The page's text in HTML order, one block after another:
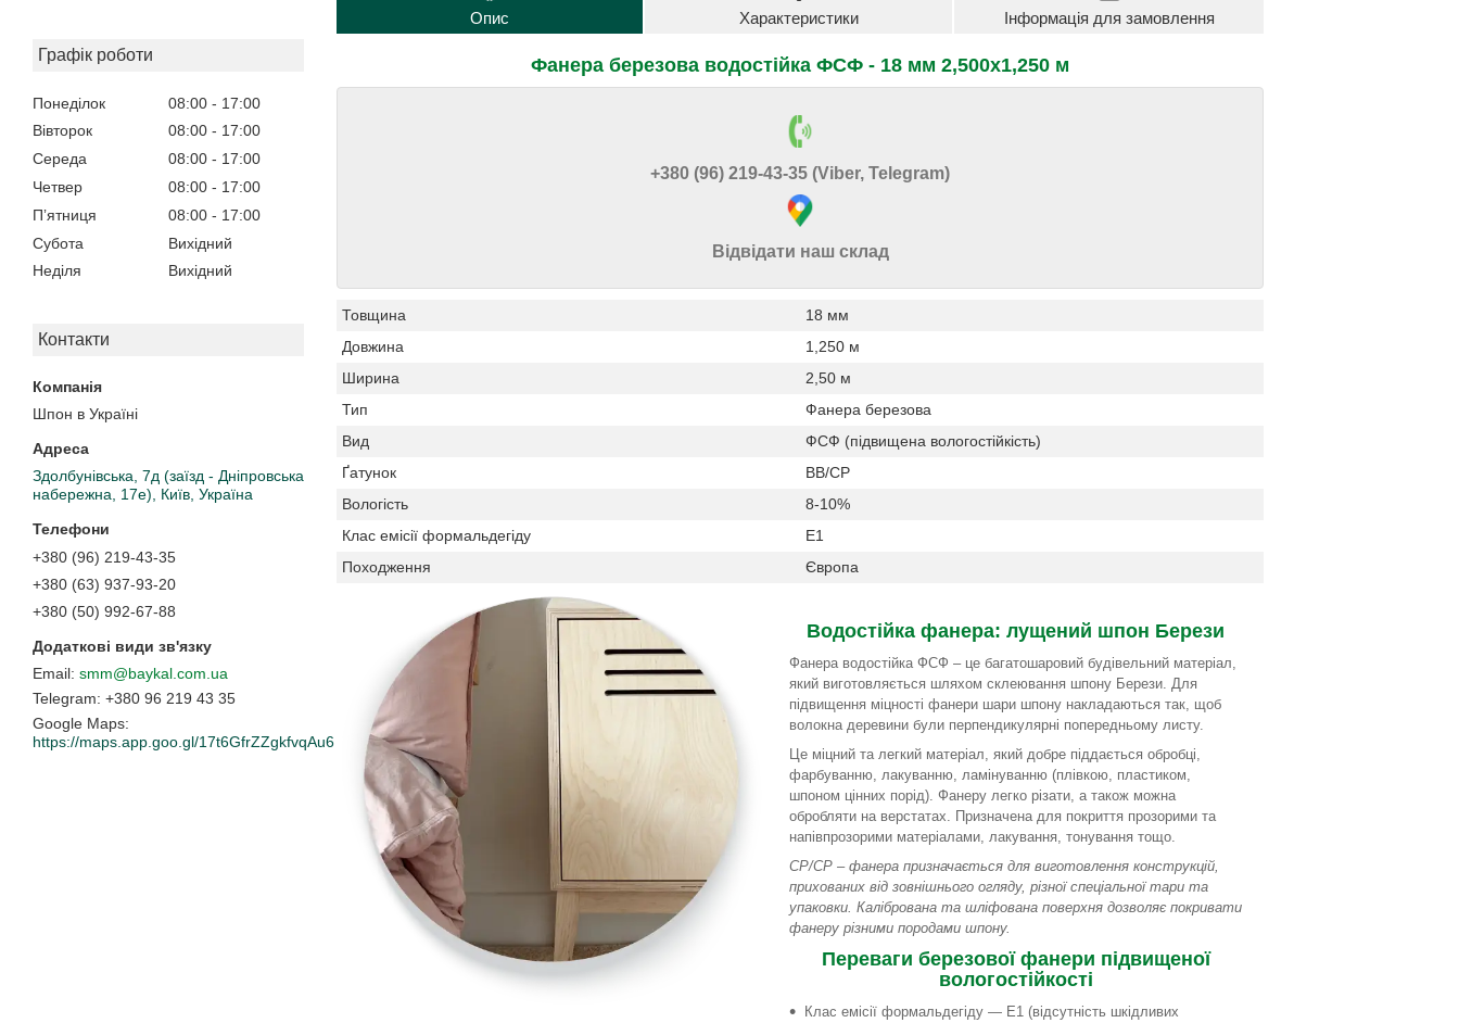
Графік роботи
Понеділок 08:00
17:00
Вівторок
08:00
17:00
Середа
08:00
17:00
Четвер
08:00
17:00
Пʼятниця
08:00
17:00
Субота
Вихідний
Неділя
Вихідний
Контакти
Шпон в Україні
Здолбунівська, 7д (заїзд - Дніпровська
набережна, 17е), Київ, Україна
+380 (96) 219-43-35
+380 (63) 937-93-20
+380 (50) 992-67-88
smm@baykal.com.ua
+380 96 219 43 35
Google Maps
https://maps.app.goo.gl/17t6GfrZZgkfvqAu6
Опис Характеристики Інформація для замовлення
Фанера березова водостійка ФСФ - 18 мм 2,500х1,250 м
+380 (96) 219-43-35 (Viber, Telegram)
Відвідати наш склад
Товщина
18 мм
Довжина
1,250 м
Ширина
2,50 м
Тип
Фанера березова
Вид
ФСФ (підвищена вологостійкість)
Ґатунок
ВВ/СР
Вологість
8-10%
Клас емісії формальдегіду
Е1
Походження
Європа
Водостійка фанера: лущений шпон Берези
Фанера водостійка ФСФ – це багатошаровий будівельний матеріал,
який виготовляється шляхом склеювання шпону Берези. Для
підвищення міцності фанери шари шпону накладаються так, щоб
волокна деревини були перпендикулярні попередньому листу.
Це міцний та легкий матеріал, який добре піддається обробці,
фарбуванню, лакуванню, ламінуванню (плівкою, пластиком,
шпоном цінних порід). Фанеру легко різати, а також можна
обробляти на верстатах. Призначена для покриття прозорими та
напівпрозорими матеріалами, лакування, тонування тощо.
СР/СР – фанера призначається для виготовлення конструкцій,
прихованих від зовнішнього огляду, різної спеціальної тари та
упаковки. Калібрована та шліфована поверхня дозволяє покривати
фанеру різними породами шпону.
Переваги березової фанери підвищеної
вологостійкості
Клас емісії формальдегіду — E1 (відсутність шкідливих